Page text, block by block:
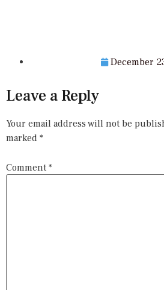
December
Leave a Reply
Your email address will not be
marked *
Comment *